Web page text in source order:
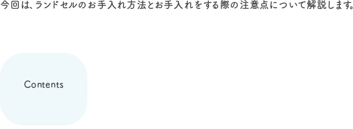
今回は、ランドセルのお手入れ方法とお手入れをする際の注意点について解説します。
Contents